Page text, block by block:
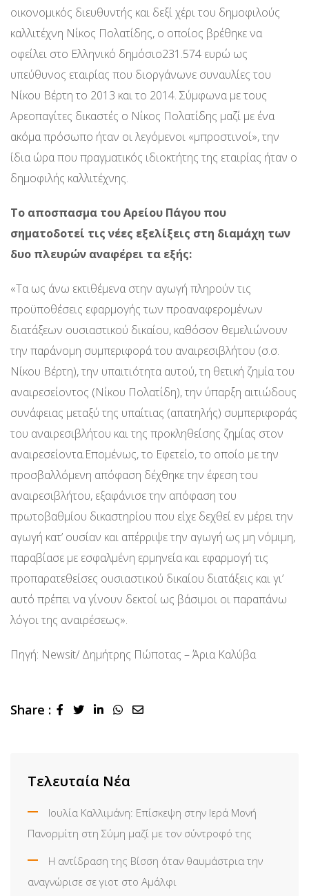
οικονομικός διευθυντής και δεξί χέρι του δημοφιλούς
καλλιτέχνη Νίκος Πολατίδης, ο οποίος βρέθηκε να
οφείλει στο Ελληνικό δημόσιο231.574 ευρώ ως
υπεύθυνος εταιρίας που διοργάνωνε συναυλίες του
Νίκου Βέρτη το 2013 και το 2014. Σύμφωνα με τους
Αρεοπαγίτες δικαστές ο Νίκος Πολατίδης μαζί με ένα
ακόμα πρόσωπο ήταν οι λεγόμενοι «μπροστινοί», την
ίδια ώρα που πραγματικός ιδιοκτήτης της εταιρίας ήταν ο
δημοφιλής καλλιτέχνης.
Το αποσπασμα του Αρείου Πάγου που
σηματοδοτεί τις νέες εξελίξεις στη διαμάχη των
δυο πλευρών αναφέρει τα εξής:
«Τα ως άνω εκτιθέμενα στην αγωγή πληρούν τις
προϋποθέσεις εφαρμογής των προαναφερομένων
διατάξεων ουσιαστικού δικαίου, καθόσον θεμελιώνουν
την παράνομη συμπεριφορά του αναιρεσιβλήτου (σ.σ.
Νίκου Βέρτη), την υπαιτιότητα αυτού, τη θετική ζημία του
αναιρεσείοντος (Νίκου Πολατίδη), την ύπαρξη αιτιώδους
συνάφειας μεταξύ της υπαίτιας (απατηλής) συμπεριφοράς
του αναιρεσιβλήτου και της προκληθείσης ζημίας στον
αναιρεσείοντα.Επομένως, το Εφετείο, το οποίο με την
προσβαλλόμενη απόφαση δέχθηκε την έφεση του
αναιρεσιβλήτου, εξαφάνισε την απόφαση του
πρωτοβαθμίου δικαστηρίου που είχε δεχθεί εν μέρει την
αγωγή κατ’ ουσίαν και απέρριψε την αγωγή ως μη νόμιμη,
παραβίασε με εσφαλμένη ερμηνεία και εφαρμογή τις
προπαρατεθείσες ουσιαστικού δικαίου διατάξεις και γι’
αυτό πρέπει να γίνουν δεκτοί ως βάσιμοι οι παραπάνω
λόγοι της αναιρέσεως».
Πηγή: Newsit/ Δημήτρης Πώποτας – Άρια Καλύβα
Share : LinkedInWhatsapp
Share
Τελευταία Νέα
Ιουλία Καλλιμάνη: Επίσκεψη στην Ιερά Μονή
Πανορμίτη στη Σύμη μαζί με τον σύντροφό της
Η αντίδραση της Βίσση όταν θαυμάστρια την
αναγνώρισε σε γιοτ στο Αμάλφι